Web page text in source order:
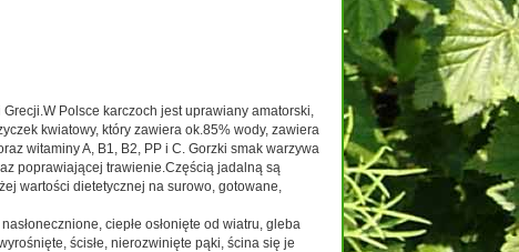
Polsce karczoch jest uprawiany amatorski,
kwiatowy, który zawiera ok.85% wody, zawiera
witaminy A, B1, B2, PP i C. Gorzki smak warzywa
poprawiającej trawienie.Częścią jadalną są
wartości dietetycznej na surowo, gotowane,
ciepłe osłonięte od wiatru, gleba
ścisłe, nierozwinięte pąki, ścina się je